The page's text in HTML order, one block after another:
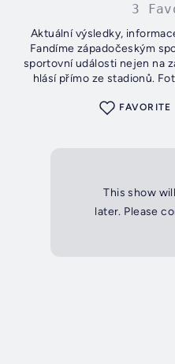
3
Aktuální výsledky,
Fandíme západočeským
sportovní události nejen na
hlásí přímo ze stadionů.
FAVORITE
This show
later. Please